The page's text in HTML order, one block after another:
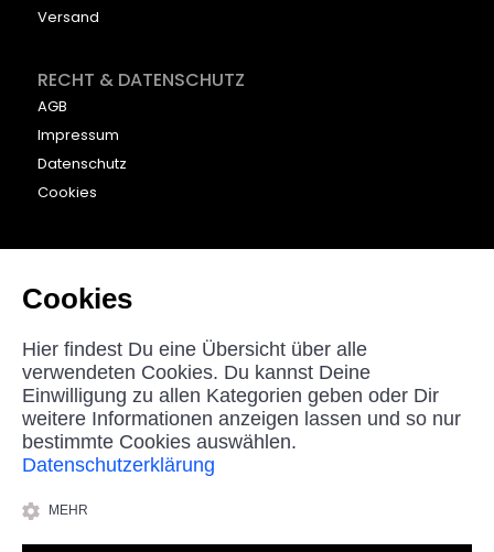
Versand
RECHT & DATENSCHUTZ
AGB
Impressum
Datenschutz
Cookies
KONTAKT
beyounic GmbH
Nordstraße 27
33181 Bad Wünnenberg
Germany
helpdesk@beyounic.eu
*Alle Preise in Euro inkl. MwSt, zzgl. Versandkosten.
Cookies
Hier findest Du eine Übersicht über alle
verwendeten Cookies. Du kannst Deine
Einwilligung zu allen Kategorien geben oder Dir
weitere Informationen anzeigen lassen und so nur
bestimmte Cookies auswählen.
Datenschutzerklärung
MEHR